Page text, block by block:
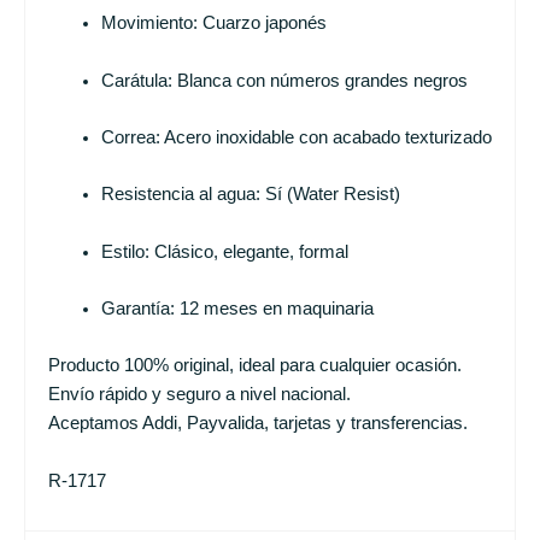
Movimiento: Cuarzo japonés
Carátula: Blanca con números grandes negros
Correa: Acero inoxidable con acabado texturizado
Resistencia al agua: Sí (Water Resist)
Estilo: Clásico, elegante, formal
Garantía: 12 meses en maquinaria
Producto 100% original, ideal para cualquier ocasión.
Envío rápido y seguro a nivel nacional.
Aceptamos Addi, Payvalida, tarjetas y transferencias.
R-1717